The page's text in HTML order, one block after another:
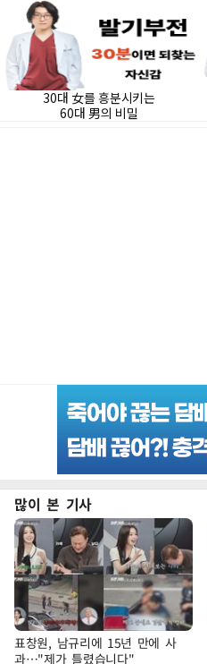
많이 본 기사
표창원, 남규리에 15년 만에 사
과…"제가 틀렸습니다"